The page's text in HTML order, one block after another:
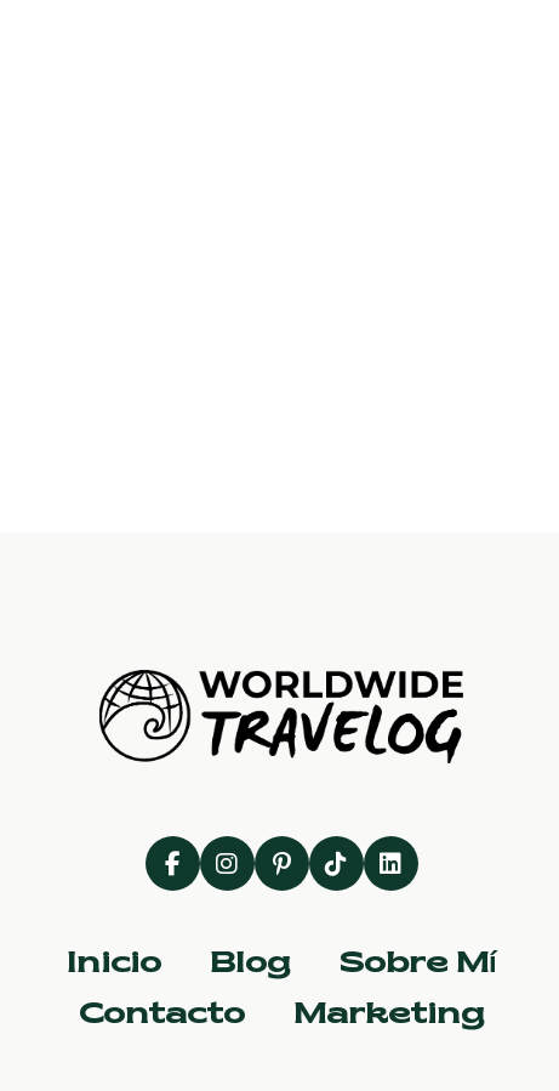
Inicio Blog
Sobre Mí
Contacto
Marketing